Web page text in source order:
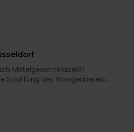
Liftings. Die
Mittelgesichtsfacelift
Straffung des Wangenbereichs
Einsatz. Dr. Schuhmann, ein